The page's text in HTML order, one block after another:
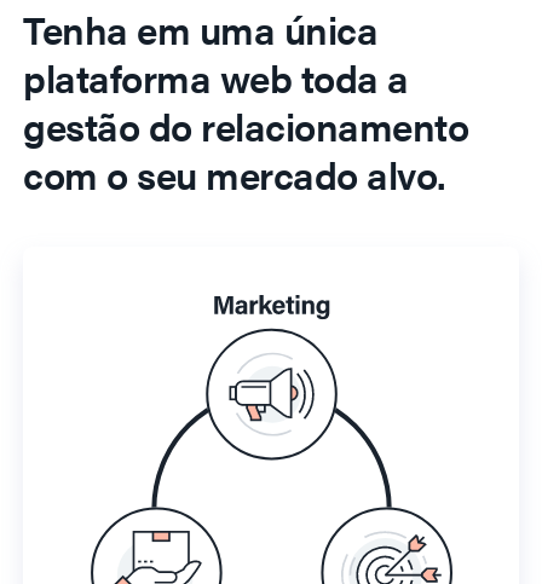
Tenha em uma única
plataforma web toda a
gestão do relacionamento
com o seu mercado alvo.